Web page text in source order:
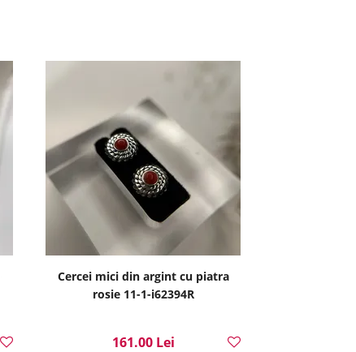
Cercei mici din argint cu piatra
rosie 11-1-i62394R
161.00 Lei